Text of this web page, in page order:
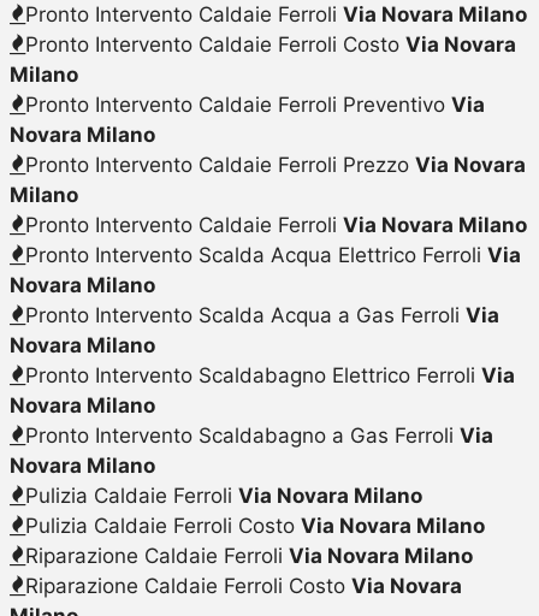
Pronto Intervento Caldaie Ferroli Via Novara Milano
Pronto Intervento Caldaie Ferroli Costo Via Novara
Milano
Pronto Intervento Caldaie Ferroli Preventivo Via
Novara Milano
Pronto Intervento Caldaie Ferroli Prezzo Via Novara
Milano
Pronto Intervento Caldaie Ferroli Via Novara Milano
Pronto Intervento Scalda Acqua Elettrico Ferroli Via
Novara Milano
Pronto Intervento Scalda Acqua a Gas Ferroli Via
Novara Milano
Pronto Intervento Scaldabagno Elettrico Ferroli Via
Novara Milano
Pronto Intervento Scaldabagno a Gas Ferroli Via
Novara Milano
Pulizia Caldaie Ferroli Via Novara Milano
Pulizia Caldaie Ferroli Costo Via Novara Milano
Riparazione Caldaie Ferroli Via Novara Milano
Riparazione Caldaie Ferroli Costo Via Novara